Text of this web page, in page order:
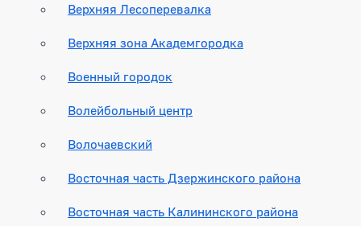
Верхняя Лесоперевалка
Верхняя зона Академгородка
Военный городок
Волейбольный центр
Волочаевский
Восточная часть Дзержинского района
Восточная часть Калининского района